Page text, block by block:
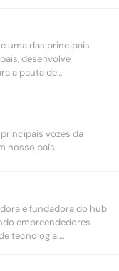
uma das principais
desenvolve
a pauta de
vozes da
nosso país.
e fundadora do hub
empreendedores
tecnologia.